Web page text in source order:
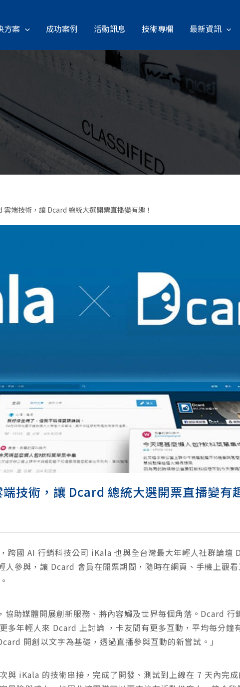
方案 成功案例 活動訊息 技術專欄 最新資訊
端技術，讓 Dcard 總統大選開票直播變有趣！
技術，讓 Dcard 總統大選開票直播變有
跨國 AI 行銷科技公司 iKala 也與全台灣最大年輕人社群論壇
人參與，讓 Dcard 會員在開票期間，隨時在網頁、手機上觀
助媒體開展創新服務、將內容觸及世界每個角落。Dcard 行
多年輕人來 Dcard 上討論 ，卡友間有更多互動，平均每分鐘
開創以文字為基礎，透過直播參與互動的新嘗試。」
與 iKala 的技術串接，完成了開發、測試到上線在 7 天內完